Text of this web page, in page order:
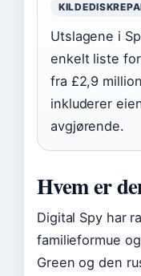
Utslagene i
enkelt liste
fra £2,9
inkluderer
avgjørende.
Hvem er
Digital Spy har
familieformue
Green og den